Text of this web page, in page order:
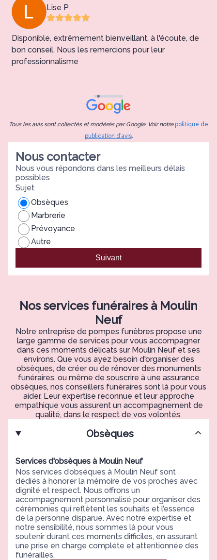
Lise P
Disponible, extrêmement bienveillant, à l'écoute, de
bon conseil. Nous les remercions pour leur
professionnalisme
Tous les avis sont collectés et modérés par Google. Voir notrepolitique de
publication d’avis.
Nous contacter
Nous vous répondons dans les meilleurs délais
possibles
Sujet
Obsèques
Marbrerie
Prévoyance
Autre
Suivant
Nos services funéraires à Moulin
Neuf
Notre entreprise de pompes funèbres propose une
large gamme de services pour vous accompagner
dans ces moments délicats sur Moulin Neuf et ses
environs. Que vous ayez besoin d'organiser des
obsèques, de créer ou de rénover des monuments
funéraires, ou même de souscrire à une assurance
obsèques, nos conseillers funéraires sont là pour vous
aider. Leur expertise reconnue et leur approche
empathique vous assurent un accompagnement de
qualité, dans le respect de vos volontés.
Obsèques
Services d'obsèques à Moulin Neuf
Nos services d’obsèques à Moulin Neuf sont
dédiés à honorer la mémoire de vos proches avec
dignité et respect. Nous offrons un
accompagnement personnalisé pour organiser des
cérémonies qui reflètent les souhaits et l’essence
de la personne disparue. Avec notre expertise et
notre sensibilité, nous sommes là pour vous
soutenir durant ces moments difficiles, en assurant
une prise en charge complète et attentionnée des
funérailles.